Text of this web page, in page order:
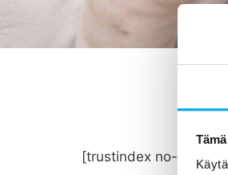
[trustindex no-